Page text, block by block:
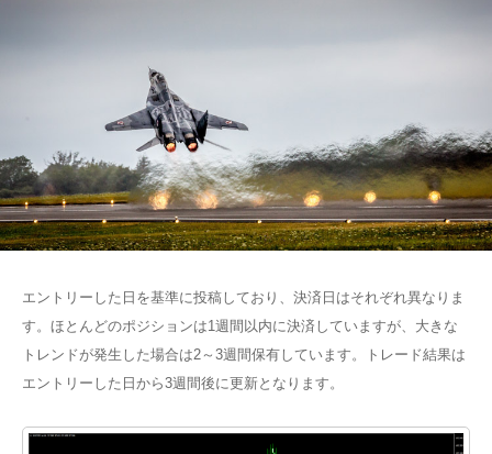
エントリーした日を基準に投稿しており、決済日はそれぞれ異なりま
す。ほとんどのポジションは1週間以内に決済していますが、大きな
トレンドが発生した場合は2～3週間保有しています。トレード結果は
エントリーした日から3週間後に更新となります。
CONTACT